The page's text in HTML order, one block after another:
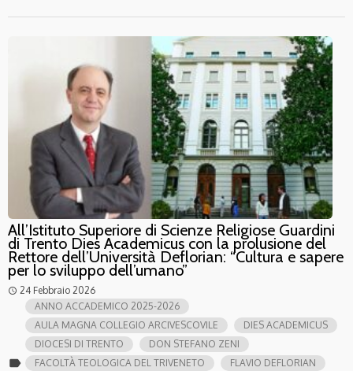
All’Istituto Superiore di Scienze Religiose Guardini
di Trento Dies Academicus con la prolusione del
Rettore dell’Università Deflorian: “Cultura e sapere
per lo sviluppo dell’umano”
access_time 24 Febbraio 2026
label
ANNO ACCADEMICO 2025-2026
AULA MAGNA COLLEGIO ARCIVESCOVILE
DIES ACADEMICUS
DIOCESI DI TRENTO
DON STEFANO ZENI
FACOLTÀ TEOLOGICA DEL TRIVENETO
FLAVIO DEFLORIAN